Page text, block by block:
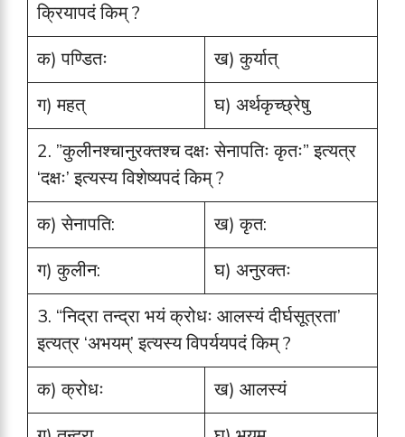
क्रियापदं किम् ?
क) पण्डितः
ख) कुर्यात्
ग) महत्
घ) अर्थकृच्छ्रेषु
2. ”कुलीनश्चानुरक्तश्च दक्षः सेनापतिः कृतः” इत्यत्र
‘दक्षः’ इत्यस्य विशेष्यपदं किम् ?
क) सेनापति:
ख) कृत:
ग) कुलीन:
घ) अनुरक्तः
3. “निद्रा तन्द्रा भयं क्रोधः आलस्यं दीर्घसूत्रता’
इत्यत्र ‘अभयम्’ इत्यस्य विपर्ययपदं किम् ?
क) क्रोधः
ख) आलस्यं